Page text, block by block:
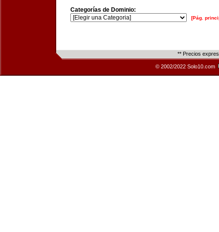
Categorías de Dominio:
[Pág.
** Precios
© 2002/2022 Solo10.com